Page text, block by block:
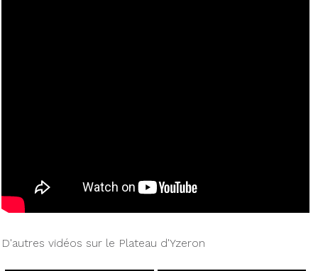
D'autres vidéos sur le Plateau d'Yzeron